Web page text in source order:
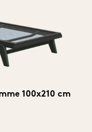
100x210 cm